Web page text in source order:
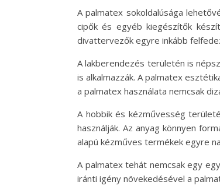
A palmatex sokoldalúsága
cipők és egyéb kiegészítők
divattervezők egyre inkább
A lakberendezés területén is
is alkalmazzák. A palmatex
a palmatex használata nemcsak
A hobbik és kézművesség
használják. Az anyag könnyen
alapú kézműves termékek egyre
A palmatex tehát nemcsak egy
iránti igény növekedésével a